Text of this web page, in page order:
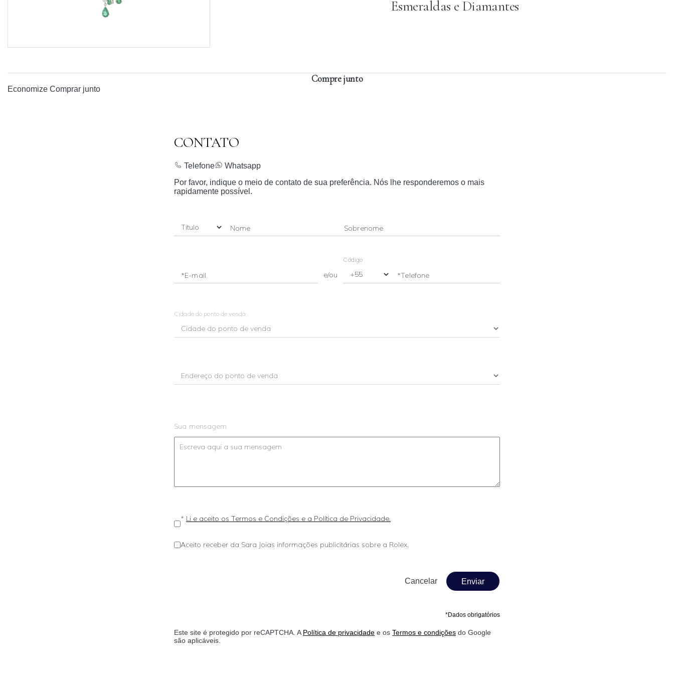
Esmeraldas e Diamantes
Compre junto
Economize Comprar junto
CONTATO
Telefone
Whatsapp
Por favor, indique o meio de contato de sua preferência. Nós lhe responderemos o mais
rapidamente possível.
Nome Sobrenome
*E-mail e/ou
Código
*Telefone
Cidade do ponto de venda
Sua mensagem
* Li e aceito os Termos e Condições e a Política de Privacidade.
Aceito receber da Sara Joias informações publicitárias sobre a Rolex.
Enviar
*Dados obrigatórios
Este site é protegido por reCAPTCHA. A Política de privacidade e os Termos e condições do Google
são aplicáveis.